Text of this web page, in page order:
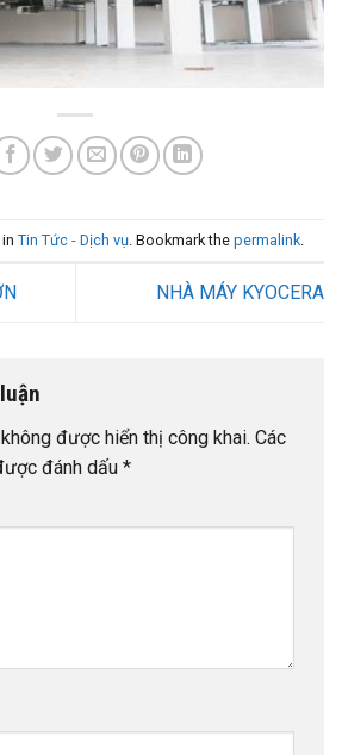
Tin Tức - Dịch vụ. Bookmark the permalink.
NHÀ MÁY KYOCERA
được hiển thị công khai. Các
đánh dấu *